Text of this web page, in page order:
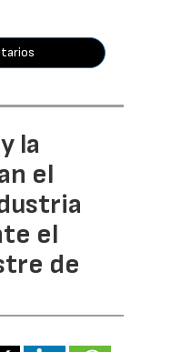
la
el
el
de